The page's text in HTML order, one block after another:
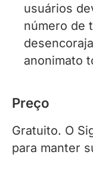
usuários
número de
anonimato
Preço
Gratuito. O
para manter